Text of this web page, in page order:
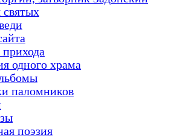
одного храма
паломников
поэзия